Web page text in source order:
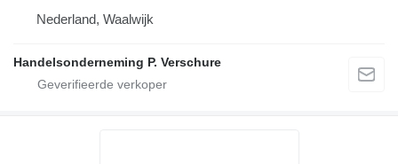
Nederland, Waalwijk
Handelsonderneming P. Verschure